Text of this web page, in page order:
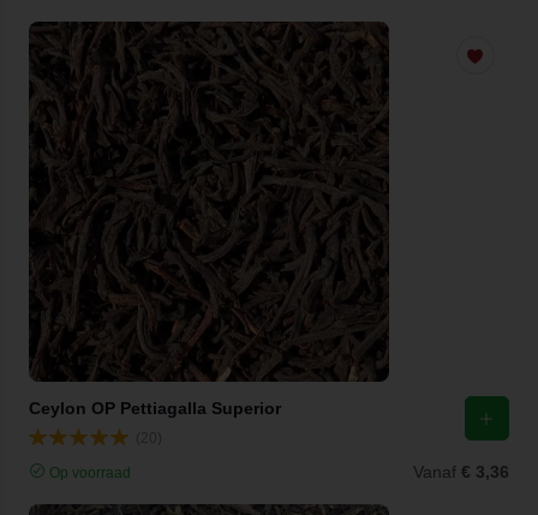
Ceylon OP Pettiagalla Superior
Op voorraad Vanaf € 3,36